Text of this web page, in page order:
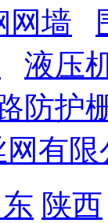
网墙
液压
防护
有限
陕西